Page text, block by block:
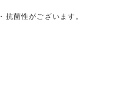
抗菌性がございます。